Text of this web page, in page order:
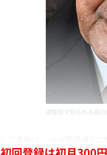
調整型で知られる森山